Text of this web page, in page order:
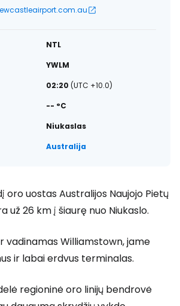
NTL
YWLM
02:20 (UTC +10.0)
-- °C
Niukaslas
Australija
oro uostas Australijos Naujojo Pietų
už 26 km į šiaurę nuo Niukaslo.
vadinamas Williamstown, jame
ir labai erdvus terminalas.
regioninė oro linijų bendrovė